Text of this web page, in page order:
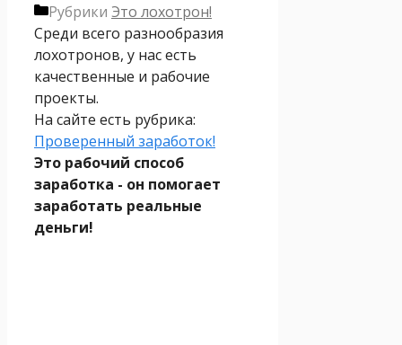
Рубрики Это лохотрон!
Среди всего разнообразия
лохотронов, у нас есть
качественные и рабочие
проекты.
На сайте есть рубрика:
Проверенный заработок!
Это рабочий способ
заработка - он помогает
заработать реальные
деньги!